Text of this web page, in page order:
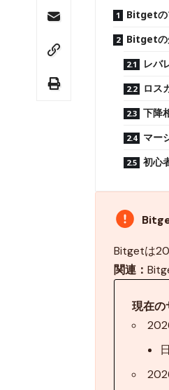
Bitgetの
Bitgetの
レバ
ロス
下降
マー
初心
Bitgetは
関連：
現在の